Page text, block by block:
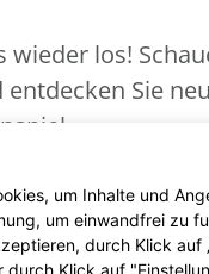
los!
entdecken Sie
um Inhalte und
um einwandfrei zu
durch Klick
Klick auf